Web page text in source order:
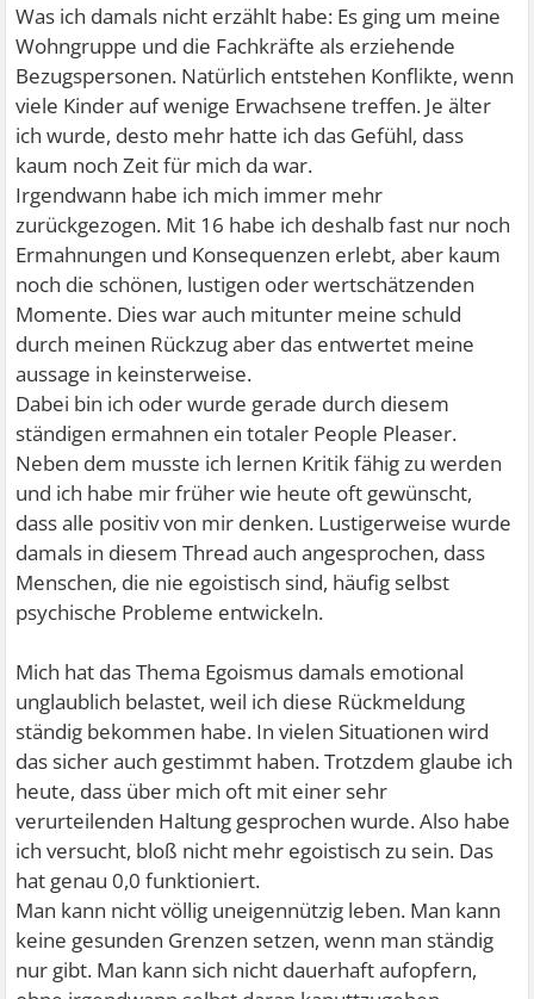
Was ich damals nicht erzählt habe: Es ging um meine
Wohngruppe und die Fachkräfte als erziehende
Bezugspersonen. Natürlich entstehen Konflikte, wenn
viele Kinder auf wenige Erwachsene treffen. Je älter
ich wurde, desto mehr hatte ich das Gefühl, dass
kaum noch Zeit für mich da war.
Irgendwann habe ich mich immer mehr
zurückgezogen. Mit 16 habe ich deshalb fast nur noch
Ermahnungen und Konsequenzen erlebt, aber kaum
noch die schönen, lustigen oder wertschätzenden
Momente. Dies war auch mitunter meine schuld
durch meinen Rückzug aber das entwertet meine
aussage in keinsterweise.
Dabei bin ich oder wurde gerade durch diesem
ständigen ermahnen ein totaler People Pleaser.
Neben dem musste ich lernen Kritik fähig zu werden
und ich habe mir früher wie heute oft gewünscht,
dass alle positiv von mir denken. Lustigerweise wurde
damals in diesem Thread auch angesprochen, dass
Menschen, die nie egoistisch sind, häufig selbst
psychische Probleme entwickeln.
Mich hat das Thema Egoismus damals emotional
unglaublich belastet, weil ich diese Rückmeldung
ständig bekommen habe. In vielen Situationen wird
das sicher auch gestimmt haben. Trotzdem glaube ich
heute, dass über mich oft mit einer sehr
verurteilenden Haltung gesprochen wurde. Also habe
ich versucht, bloß nicht mehr egoistisch zu sein. Das
hat genau 0,0 funktioniert.
Man kann nicht völlig uneigennützig leben. Man kann
keine gesunden Grenzen setzen, wenn man ständig
nur gibt. Man kann sich nicht dauerhaft aufopfern,